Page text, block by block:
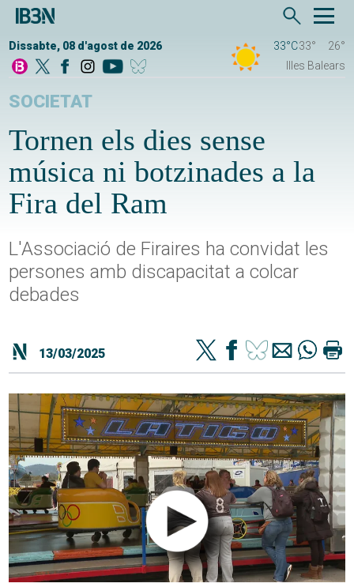
Dissabte, 08 d'agost de 2026 33°C33°
26°
Illes Balears
SOCIETAT
Tornen els dies sense
música ni botzinades a la
Fira del Ram
L'Associació de Firaires ha convidat les
persones amb discapacitat a colcar
debades
13/03/2025